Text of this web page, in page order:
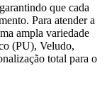
que cada
Para atender a
ampla variedade
(PU), Veludo,
total para o